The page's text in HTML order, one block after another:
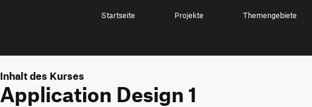
Startseite Projekte Themengebiete
Inhalt des Kurses
Application Design 1